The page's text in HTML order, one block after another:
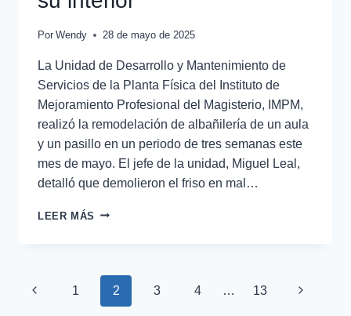
Por Wendy 28 de mayo de 2025
La Unidad de Desarrollo y Mantenimiento de
Servicios de la Planta Física del Instituto de
Mejoramiento Profesional del Magisterio, IMPM,
realizó la remodelación de albañilería de un aula
y un pasillo en un periodo de tres semanas este
mes de mayo. El jefe de la unidad, Miguel Leal,
detalló que demolieron el friso en mal…
LEER MÁS
1 2 3 4 … 13